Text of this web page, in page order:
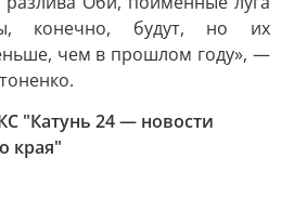
конечно, будут, но их
чем в прошлом году», —
"Катунь 24 — новости
края"